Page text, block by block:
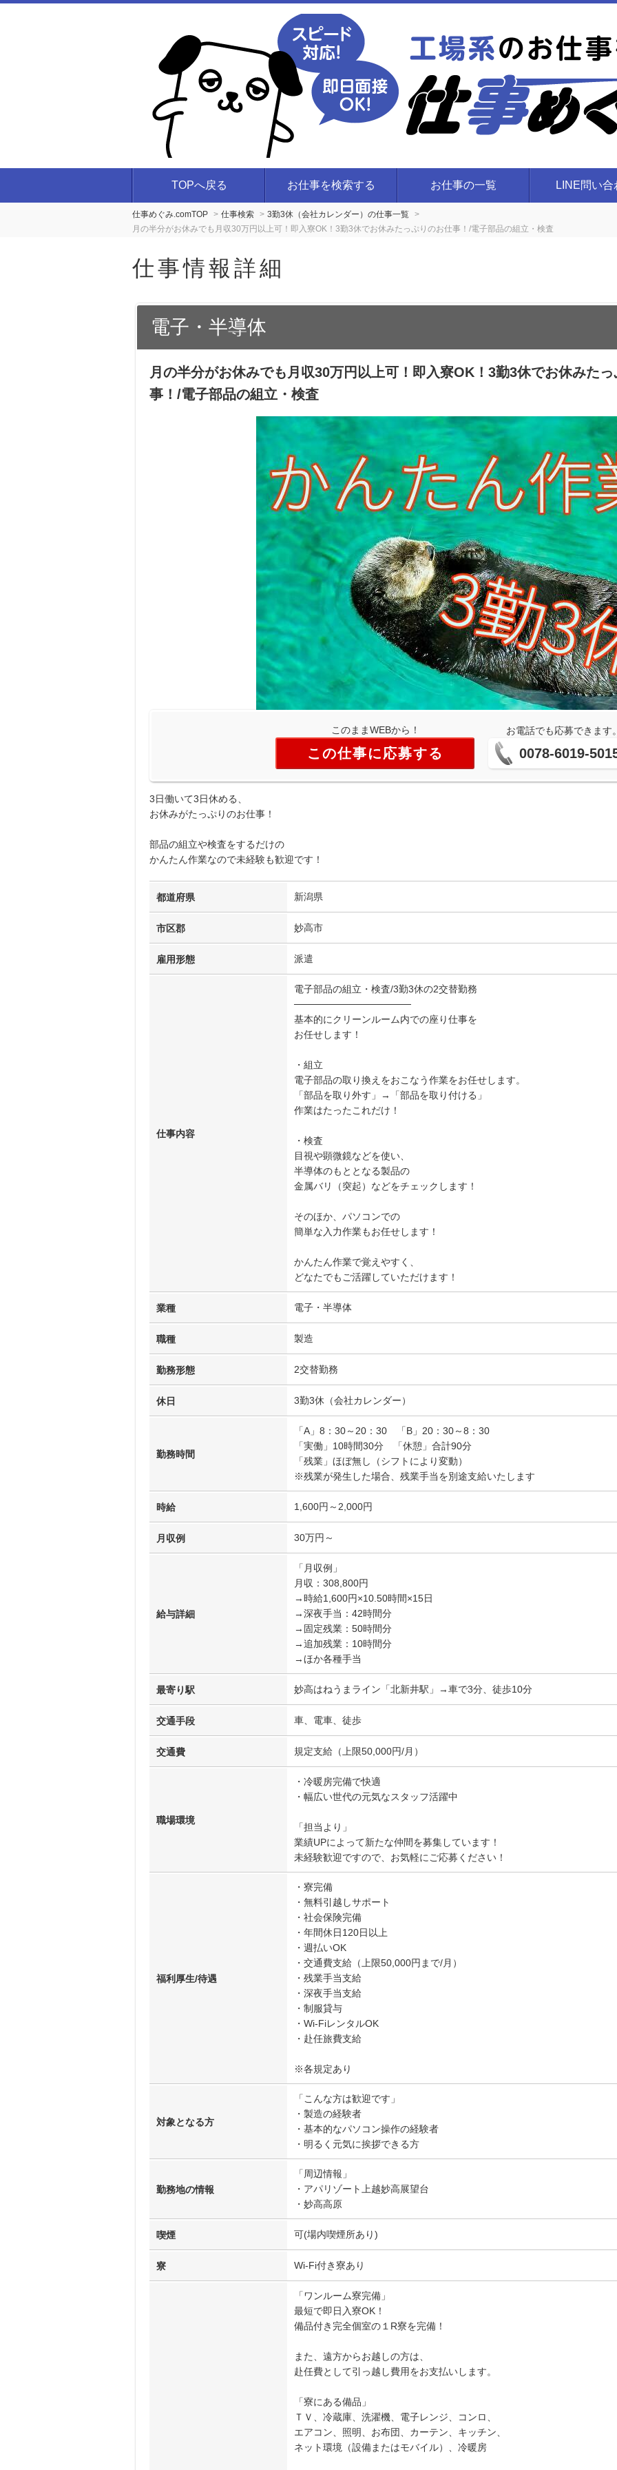
TOPへ戻る お仕事を検索する お仕事の一覧 LINE問い合
仕事めぐみ.comTOP 仕事検索
3勤3休（会社カレンダー）の仕事一覧
月の半分がお休みでも月収30万円以上可！即入寮OK！3勤3休でお休みたっぷりのお仕事！/電子部品の組立・検査
仕事情報詳細
電子・半導体
月の半分がお休みでも月収30万円以上可！即入寮OK！3勤3休でお休みた
事！/電子部品の組立・検査
このままWEBから！
この仕事に応募する
お電話でも応募できます
0078-6019-
3日働いて3日休める、
お休みがたっぷりのお仕事！
部品の組立や検査をするだけの
かんたん作業なので未経験も歓迎です！
都道府県 新潟県
市区郡 妙高市
雇用形態 派遣
仕事内容
電子部品の組立・検査/3勤3休の2交替勤務
─────────────────
基本的にクリーンルーム内での座り仕事を
お任せします！
・組立
電子部品の取り換えをおこなう作業をお任せします。
「部品を取り外す」→「部品を取り付ける」
作業はたったこれだけ！
・検査
目視や顕微鏡などを使い、
半導体のもととなる製品の
金属バリ（突起）などをチェックします！
そのほか、パソコンでの
簡単な入力作業もお任せします！
かんたん作業で覚えやすく、
どなたでもご活躍していただけます！
業種 電子・半導体
職種 製造
勤務形態 2交替勤務
休日 3勤3休（会社カレンダー）
勤務時間
「A」8：30～20：30 「B」20：30～8：30
「実働」10時間30分 「休憩」合計90分
「残業」ほぼ無し（シフトにより変動）
※残業が発生した場合、残業手当を別途支給いたします
時給 1,600円～2,000円
月収例 30万円～
給与詳細
「月収例」
月収：308,800円
→時給1,600円×10.50時間×15日
→深夜手当：42時間分
→固定残業：50時間分
→追加残業：10時間分
→ほか各種手当
最寄り駅 妙高はねうまライン「北新井駅」→車で3分、徒歩10分
交通手段 車、電車、徒歩
交通費 規定支給（上限50,000円/月）
職場環境
・冷暖房完備で快適
・幅広い世代の元気なスタッフ活躍中
「担当より」
業績UPによって新たな仲間を募集しています！
未経験歓迎ですので、お気軽にご応募ください！
福利厚生/待遇
・寮完備
・無料引越しサポート
・社会保険完備
・年間休日120日以上
・週払いOK
・交通費支給（上限50,000円まで/月）
・残業手当支給
・深夜手当支給
・制服貸与
・Wi-FiレンタルOK
・赴任旅費支給
※各規定あり
対象となる方
「こんな方は歓迎です」
・製造の経験者
・基本的なパソコン操作の経験者
・明るく元気に挨拶できる方
勤務地の情報
「周辺情報」
・アパリゾート上越妙高展望台
・妙高高原
喫煙 可(場内喫煙所あり)
寮 Wi-Fi付き寮あり
「ワンルーム寮完備」
最短で即日入寮OK！
備品付き完全個室の１R寮を完備！
また、遠方からお越しの方は、
赴任費として引っ越し費用をお支払いします。
「寮にある備品」
ＴＶ、冷蔵庫、洗濯機、電子レンジ、コンロ、
エアコン、照明、お布団、カーテン、キッチン、
ネット環境（設備またはモバイル）、冷暖房